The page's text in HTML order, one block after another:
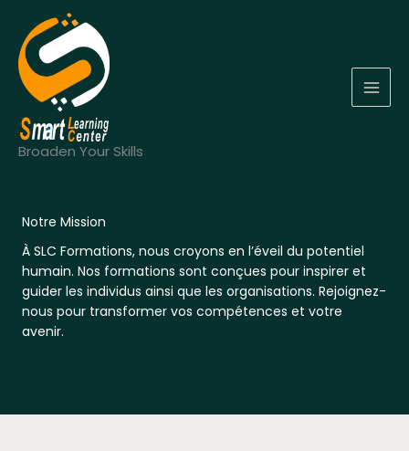
contenu
Broaden Your Skills
Notre Mission
À SLC Formations, nous croyons en l’éveil du potentiel
humain. Nos formations sont conçues pour inspirer et
guider les individus ainsi que les organisations. Rejoignez-
nous pour transformer vos compétences et votre
avenir.